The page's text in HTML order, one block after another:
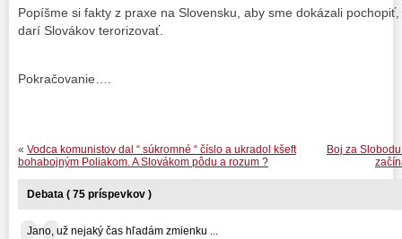
Popíšme si fakty z praxe na Slovensku, aby sme dokázali
darí Slovákov terorizovať.
Pokračovanie….
Boj za
« Vodca komunistov dal “ súkromné “ číslo a ukradol kšeft
bohabojným Poliakom. A Slovákom pôdu a rozum ?
Debata ( 75 príspevkov )
Jano, už nejaký čas hľadám zmienku ...